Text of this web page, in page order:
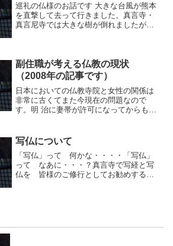
巡礼の仏様のお話です 大きな台風が熊本
を直撃して去って行きました。真言寺・
真言尼寺では大きな樹が倒れましたが、
寺が提唱する巡礼道の最...
副住職が考える仏教の現状
（2008年の記事です）
日本においての仏教寺院と女性の関係は
非常に古くてまた今現在の問題なので
す。明 治に妻帯が許可になってからも、
れ、夫は僧侶という出家者で聖職者とし
てあるた めに平等も同権も...
写仏について
「写仏」って 何かな・・・・「写仏」
って なあに・・・？真言寺で写経と写
仏を 皆様のご修行としてお勧めするよ